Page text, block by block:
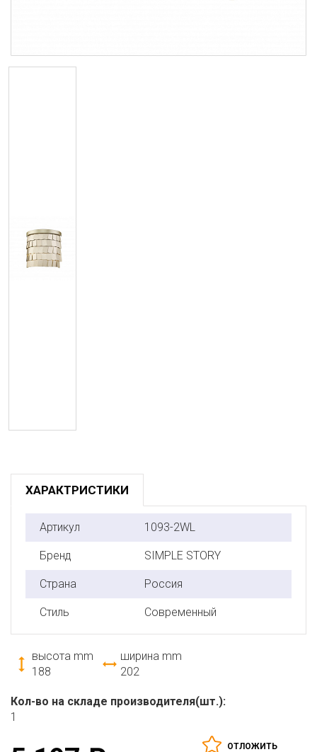
ХАРАКТРИСТИКИ
Артикул 1093-2WL
Бренд SIMPLE STORY
Страна Россия
Стиль Современный
высота mm
188
ширина mm
202
Кол-во на складе производителя(шт.):
1
ОТЛОЖИТЬ